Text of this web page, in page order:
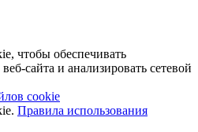
чтобы обеспечивать
сайта и анализировать сетевой
cookie
Правила использования